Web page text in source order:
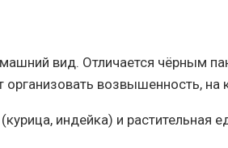
вид. Отличается чёрным
возвышенность, на
индейка) и